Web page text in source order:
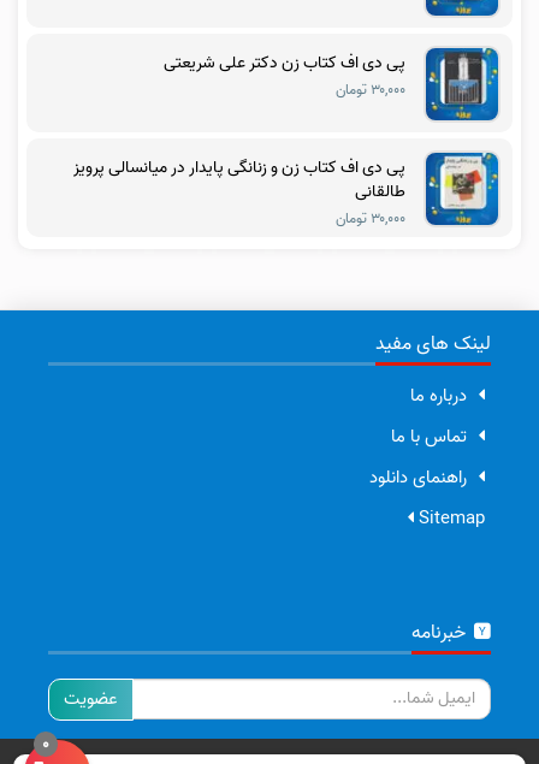
پی دی اف کتاب زن دکتر علی شریعتی
۳۰,۰۰۰ تومان
پی دی اف کتاب زن و زنانگی پایدار در میانسالی پرویز
طالقانی
۳۰,۰۰۰ تومان
لینک های مفید
درباره ما
تماس با ما
راهنمای دانلود
Sitemap
خبرنامه
ایمیل
0